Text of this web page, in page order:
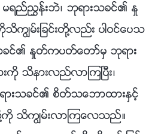
မရည္ၫႊန္းဘဲ၊ ဘုရားသခင္၏ ႏႈ
ၽမ္းျခင္းတို႔လည္း ပါဝင္ေပသ
၏ ႏႈတ္ကပတ္ေတာ္မွ ဘုရား
သိနားလည္လာၾကၿပီး၊
ားသခင္၏ စိတ္သေဘာထားႏွင့္
႔ကို သိကြၽမ္းလာၾကေလသည္။